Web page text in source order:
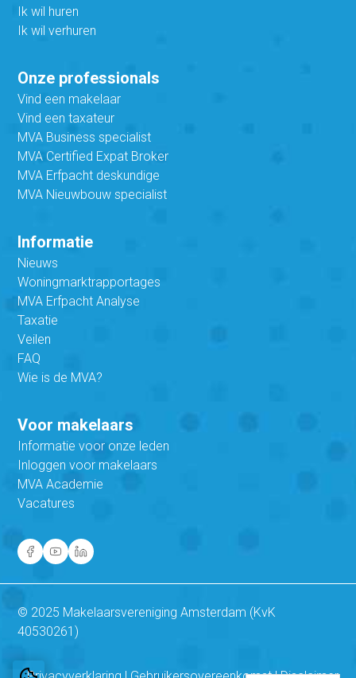
Ik wil huren
Ik wil verhuren
Onze professionals
Vind een makelaar
Vind een taxateur
MVA Business specialist
MVA Certified Expat Broker
MVA Erfpacht deskundige
MVA Nieuwbouw specialist
Informatie
Nieuws
Woningmarktrapportages
MVA Erfpacht Analyse
Taxatie
Veilen
FAQ
Wie is de MVA?
Voor makelaars
Informatie voor onze leden
Inloggen voor makelaars
MVA Academie
Vacatures
© 2025 Makelaarsvereniging Amsterdam (KvK
40530261)